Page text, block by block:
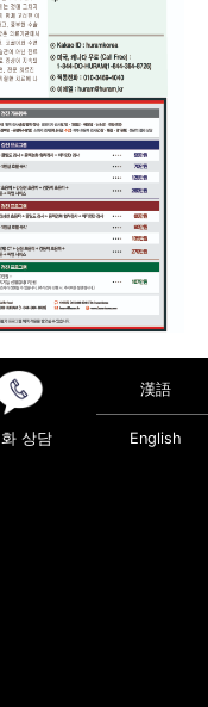
상담
漢語
English